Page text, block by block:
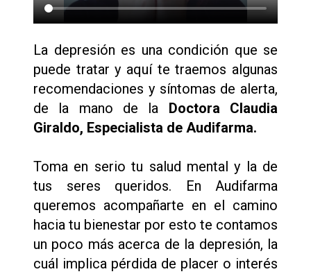
La depresión es una condición que se
puede tratar y aquí te traemos algunas
recomendaciones y síntomas de alerta,
de la mano de la Doctora Claudia
Giraldo, Especialista de Audifarma.
Toma en serio tu salud mental y la de
tus seres queridos. En Audifarma
queremos acompañarte en el camino
hacia tu bienestar por esto te contamos
un poco más acerca de la depresión, la
cuál implica pérdida de placer o interés